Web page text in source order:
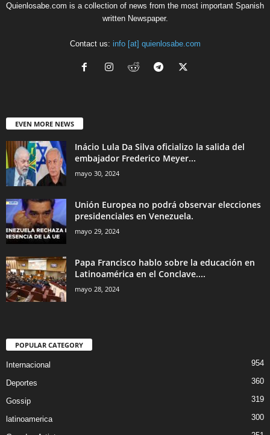
Quienlosabe.com is a collection of news from the most important Spanish
written Newspaper.
Contact us: info [at] quienlosabe.com
EVEN MORE NEWS
Inácio Lula Da Silva oficializo la salida del
embajador Frederico Meyer...
mayo 30, 2024
Unión Europea no podrá observar elecciones
presidenciales en Venezuela.
mayo 29, 2024
Papa Francisco hablo sobre la educación en
Latinoamérica en el Conclave....
mayo 28, 2024
POPULAR CATEGORY
Internacional 954
Deportes 360
Gossip 319
latinoamerica 300